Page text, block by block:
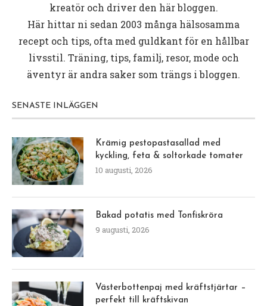
kreatör och driver den här bloggen.
Här hittar ni sedan 2003 många hälsosamma
recept och tips, ofta med guldkant för en hållbar
livsstil. Träning, tips, familj, resor, mode och
äventyr är andra saker som trängs i bloggen.
SENASTE INLÄGGEN
Krämig pestopastasallad med
kyckling, feta & soltorkade tomater
10 augusti, 2026
Bakad potatis med Tonfiskröra
9 augusti, 2026
Västerbottenpaj med kräftstjärtar –
perfekt till kräftskivan